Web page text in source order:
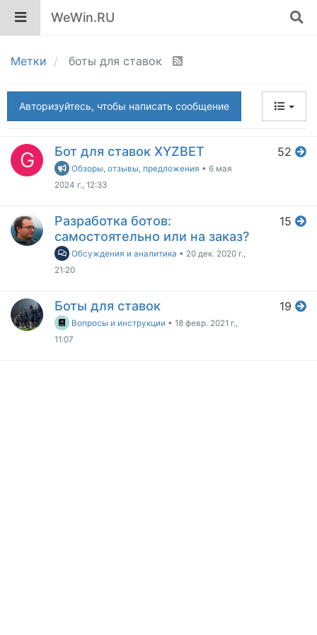
WeWin.RU
Метки боты для ставок
Авторизуйтесь, чтобы написать сообщение
G Бот для ставок XYZBET
Обзоры, отзывы, предложения •6 мая
2024 г., 12:33
52
Разработка ботов:
самостоятельно или на заказ?
Обсуждения и аналитика • 20 дек. 2020 г.,
21:20
15
Боты для ставок
Вопросы и инструкции •18 февр. 2021 г.,
11:07
19